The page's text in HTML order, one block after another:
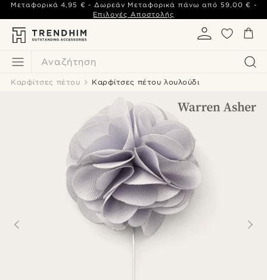
Αναζήτηση
Μεταφορικά 4,95 € - Δωρεάν Μεταφορικά πάνω από 59,00 € -
Επιλογές Αποστολής
Καρφίτσες πέτου Καρφίτσες πέτου λουλούδι